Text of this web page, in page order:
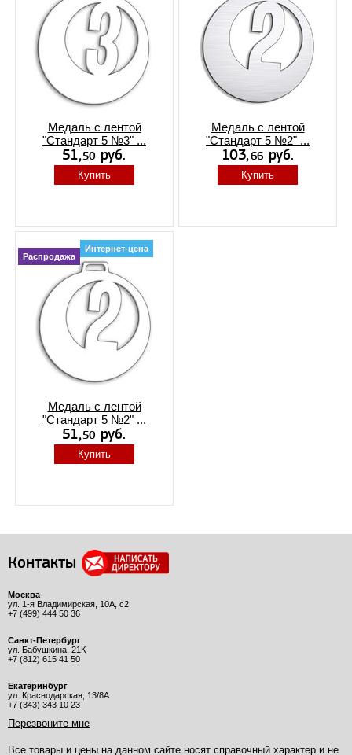
Медаль с лентой
"Стандарт 5 №3" ...
Купить
Медаль с лентой
"Стандарт 5 №2" ...
Купить
Распродажа
Интернет-цена
Медаль с лентой
"Стандарт 5 №2" ...
Купить
Контакты
Москва
ул. 1-я Владимирская, 10А, с2
+7 (499) 444 50 36
Санкт-Петербург
ул. Бабушкина, 21К
+7 (812) 615 41 50
Екатеринбург
ул. Краснодарская, 13/8А
+7 (343) 343 10 23
Перезвоните мне
Все товары и цены на данном сайте носят справочный характер и не